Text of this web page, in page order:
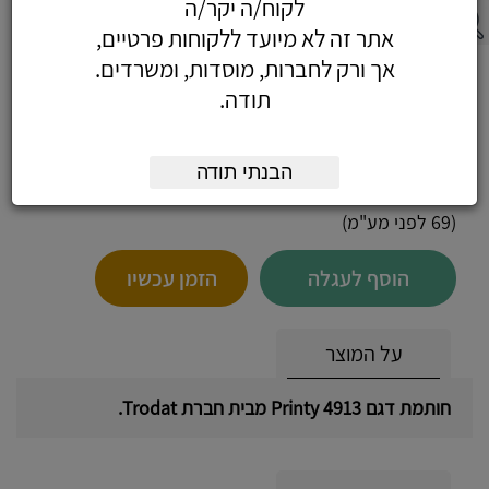
חותמת 4913 + 5 שורות
(69 לפני מע"מ)
הוסף לעגלה הזמן עכשיו
על המוצר
חותמת דגם 4913 Printy מבית חברת Trodat.
לקוח/ה יקר/ה
אתר זה לא מיועד ללקוחות פרטיים,
אך ורק לחברות, מוסדות, ומשרדים.
תודה.
הבנתי תודה